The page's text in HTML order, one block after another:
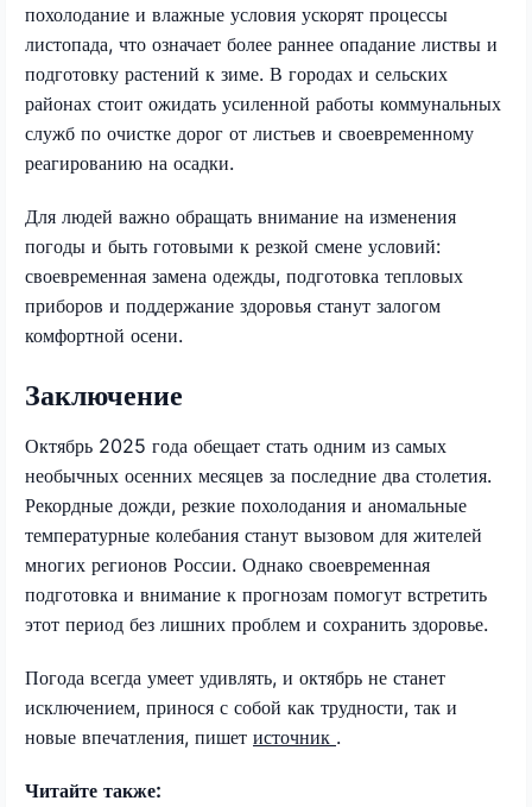
похолодание и влажные условия ускорят процессы
листопада, что означает более раннее опадание листвы и
подготовку растений к зиме. В городах и сельских
районах стоит ожидать усиленной работы коммунальных
служб по очистке дорог от листьев и своевременному
реагированию на осадки.
Для людей важно обращать внимание на изменения
погоды и быть готовыми к резкой смене условий:
своевременная замена одежды, подготовка тепловых
приборов и поддержание здоровья станут залогом
комфортной осени.
Заключение
Октябрь 2025 года обещает стать одним из самых
необычных осенних месяцев за последние два столетия.
Рекордные дожди, резкие похолодания и аномальные
температурные колебания станут вызовом для жителей
многих регионов России. Однако своевременная
подготовка и внимание к прогнозам помогут встретить
этот период без лишних проблем и сохранить здоровье.
Погода всегда умеет удивлять, и октябрь не станет
исключением, принося с собой как трудности, так и
новые впечатления, пишет источник .
Читайте также: